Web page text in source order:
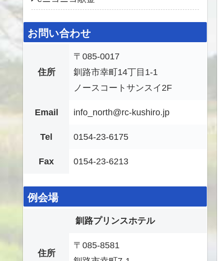
お問い合わせ
住所
〒085-0017
釧路市幸町14丁目1-1
ノースコートサンスイ2F
Email info_north@rc-kushiro.jp
Tel 0154-23-6175
Fax 0154-23-6213
例会場
釧路プリンスホテル
住所
〒085-8581